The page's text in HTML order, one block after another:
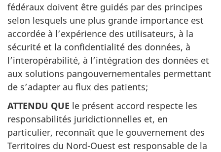
fédéraux doivent être guidés par des principes
selon lesquels une plus grande importance est
accordée à l’expérience des utilisateurs, à la
sécurité et la confidentialité des données, à
l’interopérabilité, à l’intégration des données et
aux solutions pangouvernementales permettant
de s’adapter au flux des patients;
ATTENDU QUE le présent accord respecte les
responsabilités juridictionnelles et, en
particulier, reconnaît que le gouvernement des
Territoires du Nord-Ouest est responsable de la